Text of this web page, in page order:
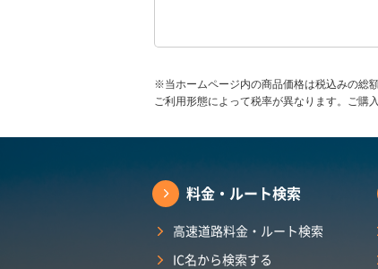
※当ホームページ内の商品価格は税込みの総
ご利用形態によって税率が異なります。ご購
料金・ルート検索
高速道路料金・ルート検索
IC名から検索する